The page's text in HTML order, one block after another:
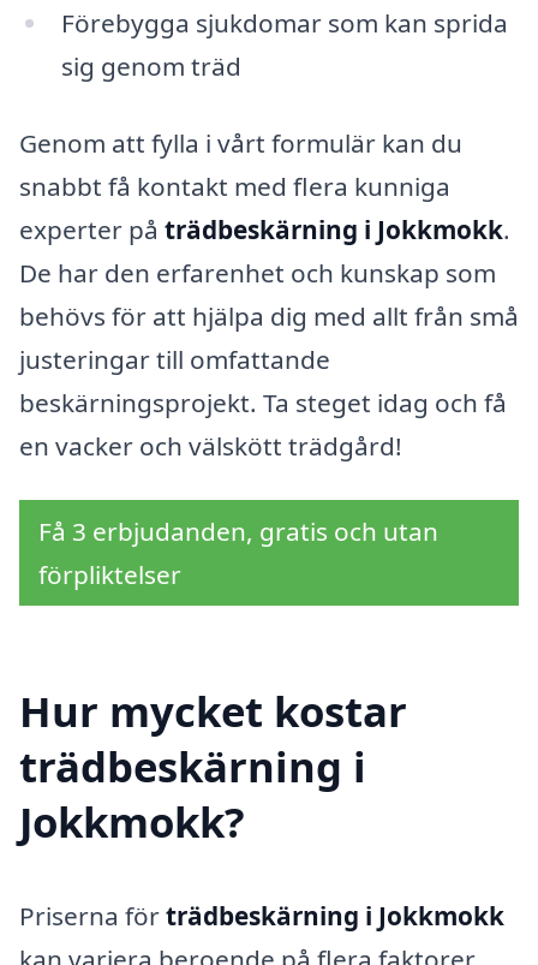
Förebygga sjukdomar som kan sprida
sig genom träd
Genom att fylla i vårt formulär kan du
snabbt få kontakt med flera kunniga
experter på trädbeskärning i Jokkmokk.
De har den erfarenhet och kunskap som
behövs för att hjälpa dig med allt från små
justeringar till omfattande
beskärningsprojekt. Ta steget idag och få
en vacker och välskött trädgård!
Få 3 erbjudanden, gratis och utan
förpliktelser
Hur mycket kostar
trädbeskärning i
Jokkmokk?
Priserna förträdbeskärning i Jokkmokk